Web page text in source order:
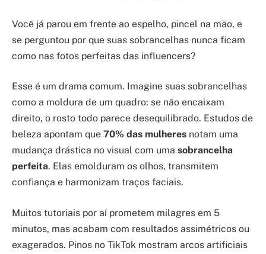
Você já parou em frente ao espelho, pincel na mão, e
se perguntou por que suas sobrancelhas nunca ficam
como nas fotos perfeitas das influencers?
Esse é um drama comum. Imagine suas sobrancelhas
como a moldura de um quadro: se não encaixam
direito, o rosto todo parece desequilibrado. Estudos de
beleza apontam que 70% das mulheres notam uma
mudança drástica no visual com uma sobrancelha
perfeita. Elas emolduram os olhos, transmitem
confiança e harmonizam traços faciais.
Muitos tutoriais por aí prometem milagres em 5
minutos, mas acabam com resultados assimétricos ou
exagerados. Pinos no TikTok mostram arcos artificiais